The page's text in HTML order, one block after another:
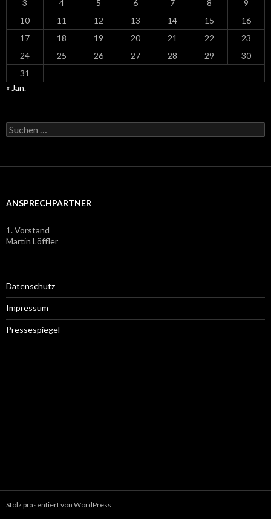
3
4 5 6 7 8
9
10
11 12 13 14 15
16
17
18 19 20 21 22
23
24
25 26 27 28 29
30
31
« Jan.
Suchen
nach:
ANSPRECHPARTNER
1. Vorstand
Martin Löffler
Datenschutz
Impressum
Pressespiegel
Stolz präsentiert von WordPress